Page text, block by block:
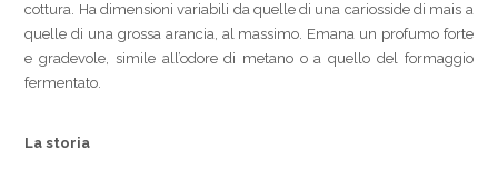
cottura. Ha dimensioni variabili da quelle di una cariosside di mais a
quelle di una grossa arancia, al massimo. Emana un profumo forte
e gradevole, simile all’odore di metano o a quello del formaggio
fermentato.
La storia